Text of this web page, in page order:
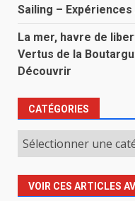
Sailing –
La mer, havre de
Vertus de la
Découvrir
CATÉGORIES
Catégories
VOIR CES ARTICLES